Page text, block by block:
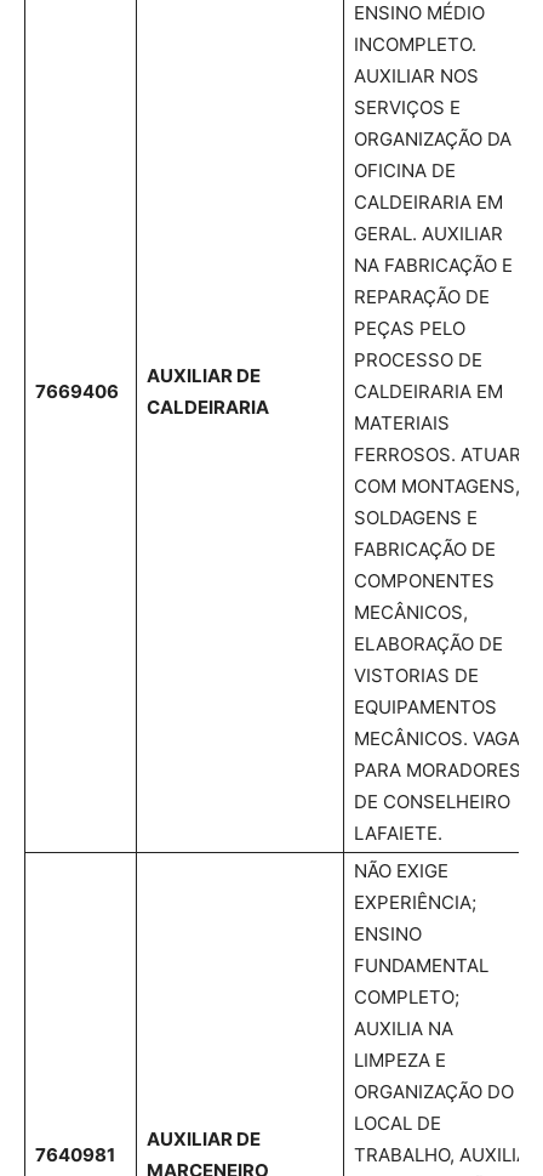
7669406
AUXILIAR DE
CALDEIRARIA
ENSINO MÉDIO
INCOMPLETO.
AUXILIAR NOS
SERVIÇOS E
ORGANIZAÇÃO DA
OFICINA DE
CALDEIRARIA EM
GERAL. AUXILIAR
NA FABRICAÇÃO E
REPARAÇÃO DE
PEÇAS PELO
PROCESSO DE
CALDEIRARIA EM
MATERIAIS
FERROSOS. ATUAR
COM MONTAGENS,
SOLDAGENS E
FABRICAÇÃO DE
COMPONENTES
MECÂNICOS,
ELABORAÇÃO DE
VISTORIAS DE
EQUIPAMENTOS
MECÂNICOS. VAGA
PARA MORADORES
DE CONSELHEIRO
LAFAIETE.
7640981
AUXILIAR DE
MARCENEIRO
NÃO EXIGE
EXPERIÊNCIA;
ENSINO
FUNDAMENTAL
COMPLETO;
AUXILIA NA
LIMPEZA E
ORGANIZAÇÃO DO
LOCAL DE
TRABALHO, AUXILIA